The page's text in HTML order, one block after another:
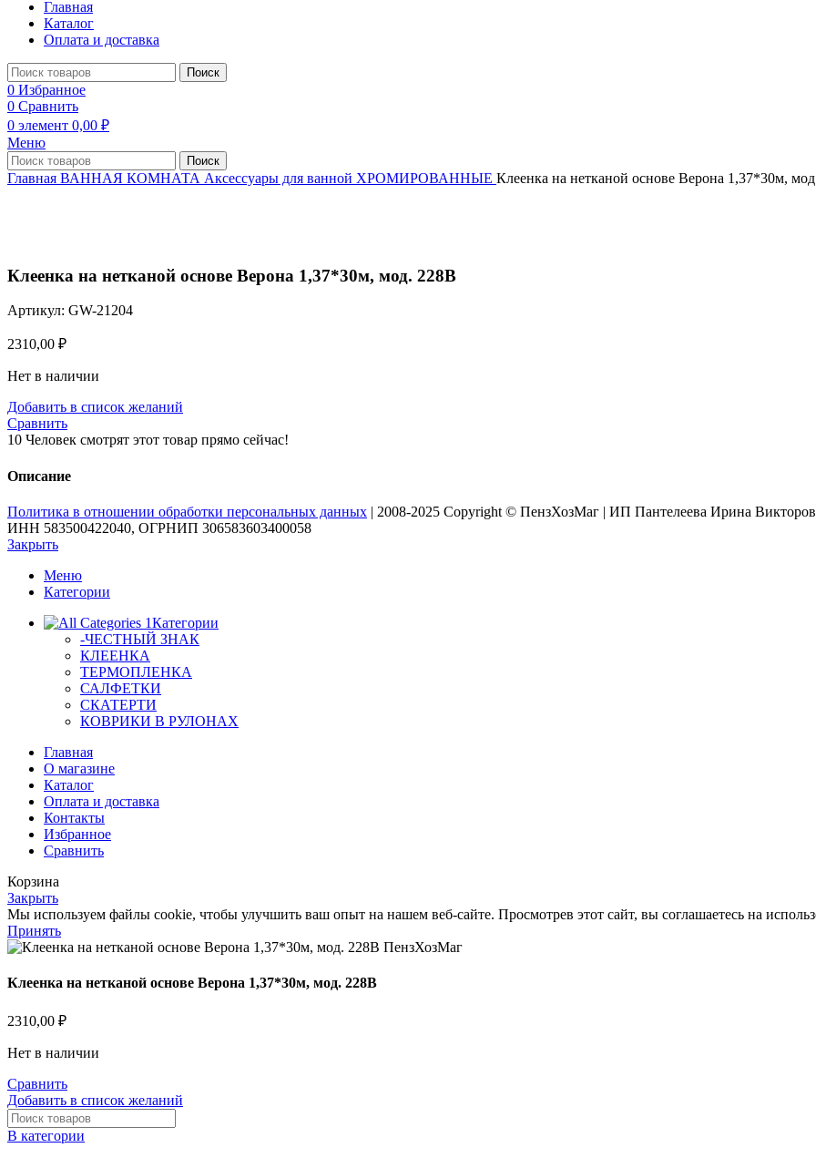
Главная
Каталог
Оплата и доставка
Поиск
0 Избранное
0 Сравнить
0 элемент 0,00 ₽
Меню
Поиск
Главная ВАННАЯ КОМНАТА Аксессуары для ванной ХРОМИРОВАННЫЕ Клеенка на нетканой основе Верона 1,37*30м,
Клеенка на нетканой основе Верона 1,37*30м, мод. 228B
Артикул: GW-21204
2310,00 ₽
Нет в наличии
Добавить в список желаний
Сравнить
10 Человек смотрят этот товар прямо сейчас!
Описание
Политика в отношении обработки персональных данных | 2008-2025 Copyright © ПензХозМаг | ИП Пантелеева Ирина
ИНН 583500422040, ОГРНИП 306583603400058
Закрыть
Меню
Категории
Категории
-ЧЕСТНЫЙ ЗНАК
КЛЕЕНКА
ТЕРМОПЛЕНКА
САЛФЕТКИ
СКАТЕРТИ
КОВРИКИ В РУЛОНАХ
Главная
О магазине
Каталог
Оплата и доставка
Контакты
Избранное
Сравнить
Корзина
Закрыть
Мы используем файлы cookie, чтобы улучшить ваш опыт на нашем веб-сайте. Просмотрев этот сайт, вы соглашаетесь на
Принять
Клеенка на нетканой основе Верона 1,37*30м, мод. 228B
2310,00 ₽
Нет в наличии
Сравнить
Добавить в список желаний
В категории